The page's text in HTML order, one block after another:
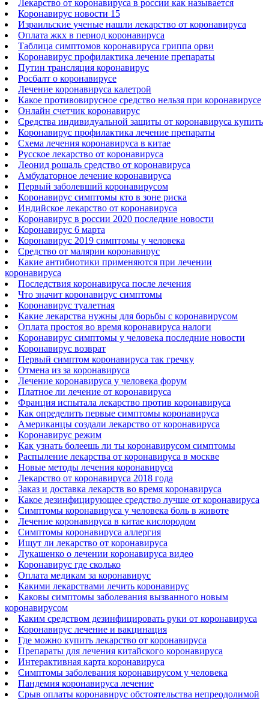
Лекарство от коронавируса в россии как называется
Коронавирус новости 15
Израильские ученые нашли лекарство от коронавируса
Оплата жкх в период коронавируса
Таблица симптомов коронавируса гриппа орви
Коронавирус профилактика лечение препараты
Путин трансляция коронавирус
Росбалт о коронавирусе
Лечение коронавируса калетрой
Какое противовирусное средство нельзя при коронавирусе
Онлайн счетчик коронавирус
Средства индивидуальной защиты от коронавируса купить
Коронавирус профилактика лечение препараты
Схема лечения коронавируса в китае
Русское лекарство от коронавируса
Леонид рошаль средство от коронавируса
Амбулаторное лечение коронавируса
Первый заболевший коронавирусом
Коронавирус симптомы кто в зоне риска
Индийское лекарство от коронавируса
Коронавирус в россии 2020 последние новости
Коронавирус 6 марта
Коронавирус 2019 симптомы у человека
Средство от малярии коронавирус
Какие антибиотики применяются при лечении
коронавируса
Последствия коронавируса после лечения
Что значит коронавирус симптомы
Коронавирус туалетная
Какие лекарства нужны для борьбы с коронавирусом
Оплата простоя во время коронавируса налоги
Коронавирус симптомы у человека последние новости
Коронавирус возврат
Первый симптом коронавируса так гречку
Отмена из за коронавируса
Лечение коронавируса у человека форум
Платное ли лечение от коронавируса
Франция испытала лекарство против коронавируса
Как определить первые симптомы коронавируса
Американцы создали лекарство от коронавируса
Коронавирус режим
Как узнать болеешь ли ты коронавирусом симптомы
Распыление лекарства от коронавируса в москве
Новые методы лечения коронавируса
Лекарство от коронавируса 2018 года
Заказ и доставка лекарств во время коронавируса
Какое дезинфицирующее средство лучше от коронавируса
Симптомы коронавируса у человека боль в животе
Лечение коронавируса в китае кислородом
Симптомы коронавируса аллергия
Ищут ли лекарство от коронавируса
Лукашенко о лечении коронавируса видео
Коронавирус где сколько
Оплата медикам за коронавирус
Какими лекарствами лечить коронавирус
Каковы симптомы заболевания вызванного новым
коронавирусом
Каким средством дезинфицировать руки от коронавируса
Коронавирус лечение и вакцинация
Где можно купить лекарство от коронавируса
Препараты для лечения китайского коронавируса
Интерактивная карта коронавируса
Симптомы заболевания коронавирусом у человека
Пандемия коронавируса лечение
Срыв оплаты коронавирус обстоятельства непреодолимой